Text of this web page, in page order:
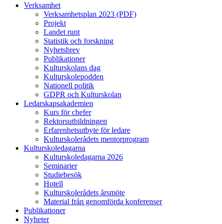
Verksamhet
Verksamhetsplan 2023 (PDF)
Projekt
Landet runt
Statistik och forskning
Nyhetsbrev
Publikationer
Kulturskolans dag
Kulturskolepodden
Nationell politik
GDPR och Kulturskolan
Ledarskapsakademien
Kurs för chefer
Rektorsutbildningen
Erfarenhetsutbyte för ledare
Kulturskolerådets mentorprogram
Kulturskoledagarna
Kulturskoledagarna 2026
Seminarier
Studiebesök
Hotell
Kulturskolerådets årsmöte
Material från genomförda konferenser
Publikationer
Nyheter